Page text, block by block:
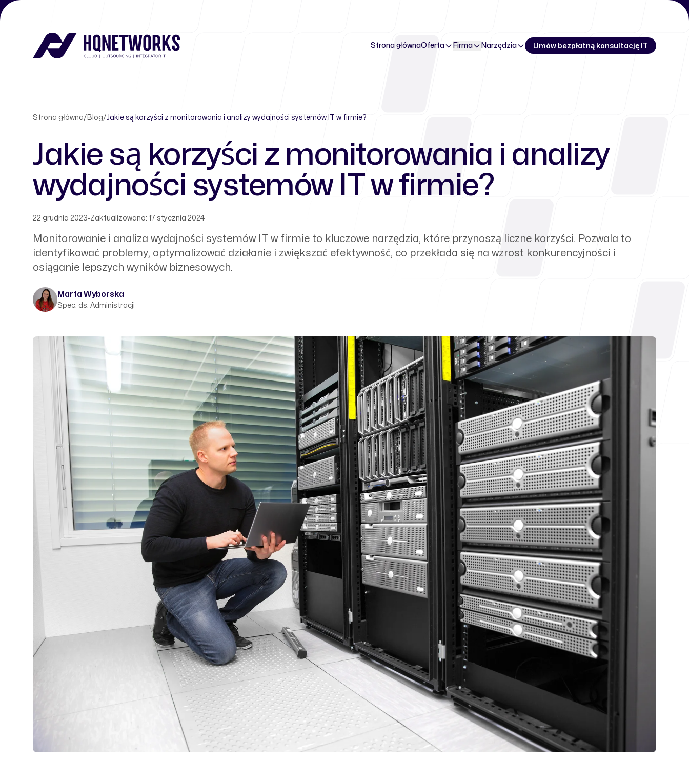
Strona głównaOferta Firma Narzędzia Umów bezpłatną konsultację IT
Strona główna/ Blog/Jakie są korzyści z monitorowania i analizy wydajności systemów IT w firmie?
Jakie są korzyści z monitorowania i analizy
wydajności systemów IT w firmie?
22 grudnia 2023•Zaktualizowano: 17 stycznia 2024
Monitorowanie i analiza wydajności systemów IT w firmie to kluczowe narzędzia, które przynoszą liczne korzyści. Pozwala to
identyfikować problemy, optymalizować działanie i zwiększać efektywność, co przekłada się na wzrost konkurencyjności i
osiąganie lepszych wyników biznesowych.
Marta Wyborska
Spec. ds. Administracji